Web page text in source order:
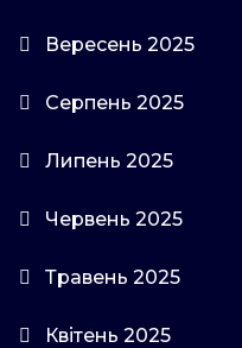
Вересень 2025
Серпень 2025
Липень 2025
Червень 2025
Травень 2025
Квітень 2025